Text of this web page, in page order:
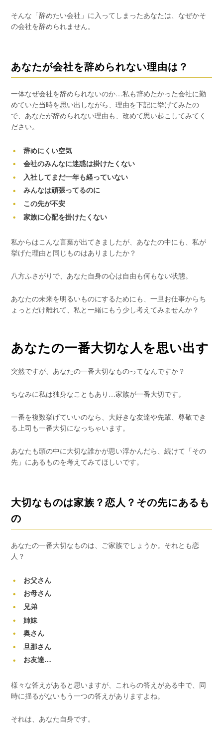
そんな「辞めたい会社」に入ってしまったあなたは、なぜかそ
の会社を辞められません。
あなたが会社を辞められない理由は？
一体なぜ会社を辞められないのか…私も辞めたかった会社に勤
めていた当時を思い出しながら、理由を下記に挙げてみたの
で、あなたが辞められない理由も、改めて思い起こしてみてく
ださい。
辞めにくい空気
会社のみんなに迷惑は掛けたくない
入社してまだ一年も経っていない
みんなは頑張ってるのに
この先が不安
家族に心配を掛けたくない
私からはこんな言葉が出てきましたが、あなたの中にも、私が
挙げた理由と同じものはありましたか？
八方ふさがりで、あなた自身の心は自由も何もない状態。
あなたの未来を明るいものにするためにも、一旦お仕事からち
ょっとだけ離れて、私と一緒にもう少し考えてみませんか？
あなたの一番大切な人を思い出す
突然ですが、あなたの一番大切なものってなんですか？
ちなみに私は独身なこともあり…家族が一番大切です。
一番を複数挙げていいのなら、大好きな友達や先輩、尊敬でき
る上司も一番大切になっちゃいます。
あなたも頭の中に大切な誰かが思い浮かんだら、続けて「その
先」にあるものを考えてみてほしいです。
大切なものは家族？恋人？その先にあるも
の
あなたの一番大切なものは、ご家族でしょうか。それとも恋
人？
お父さん
お母さん
兄弟
姉妹
奥さん
旦那さん
お友達…
様々な答えがあると思いますが、これらの答えがある中で、同
時に揺るがないもう一つの答えがありますよね。
それは、あなた自身です。